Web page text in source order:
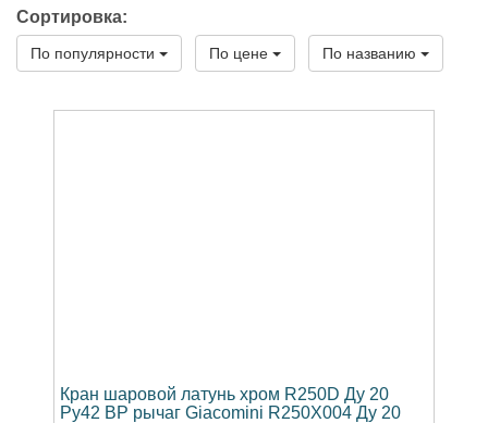
Сортировка:
По популярности По цене По названию
Кран шаровой латунь хром R250D Ду 20
Ру42 ВР рычаг Giacomini R250X004 Ду 20